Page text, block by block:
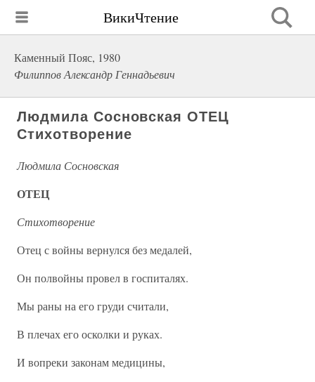
ВикиЧтение
Каменный Пояс, 1980
Филиппов Александр Геннадьевич
Людмила Сосновская ОТЕЦ
Стихотворение
Людмила Сосновская
ОТЕЦ
Стихотворение
Отец с войны вернулся без медалей,
Он полвойны провел в госпиталях.
Мы раны на его груди считали,
В плечах его осколки и руках.
И вопреки законам медицины,